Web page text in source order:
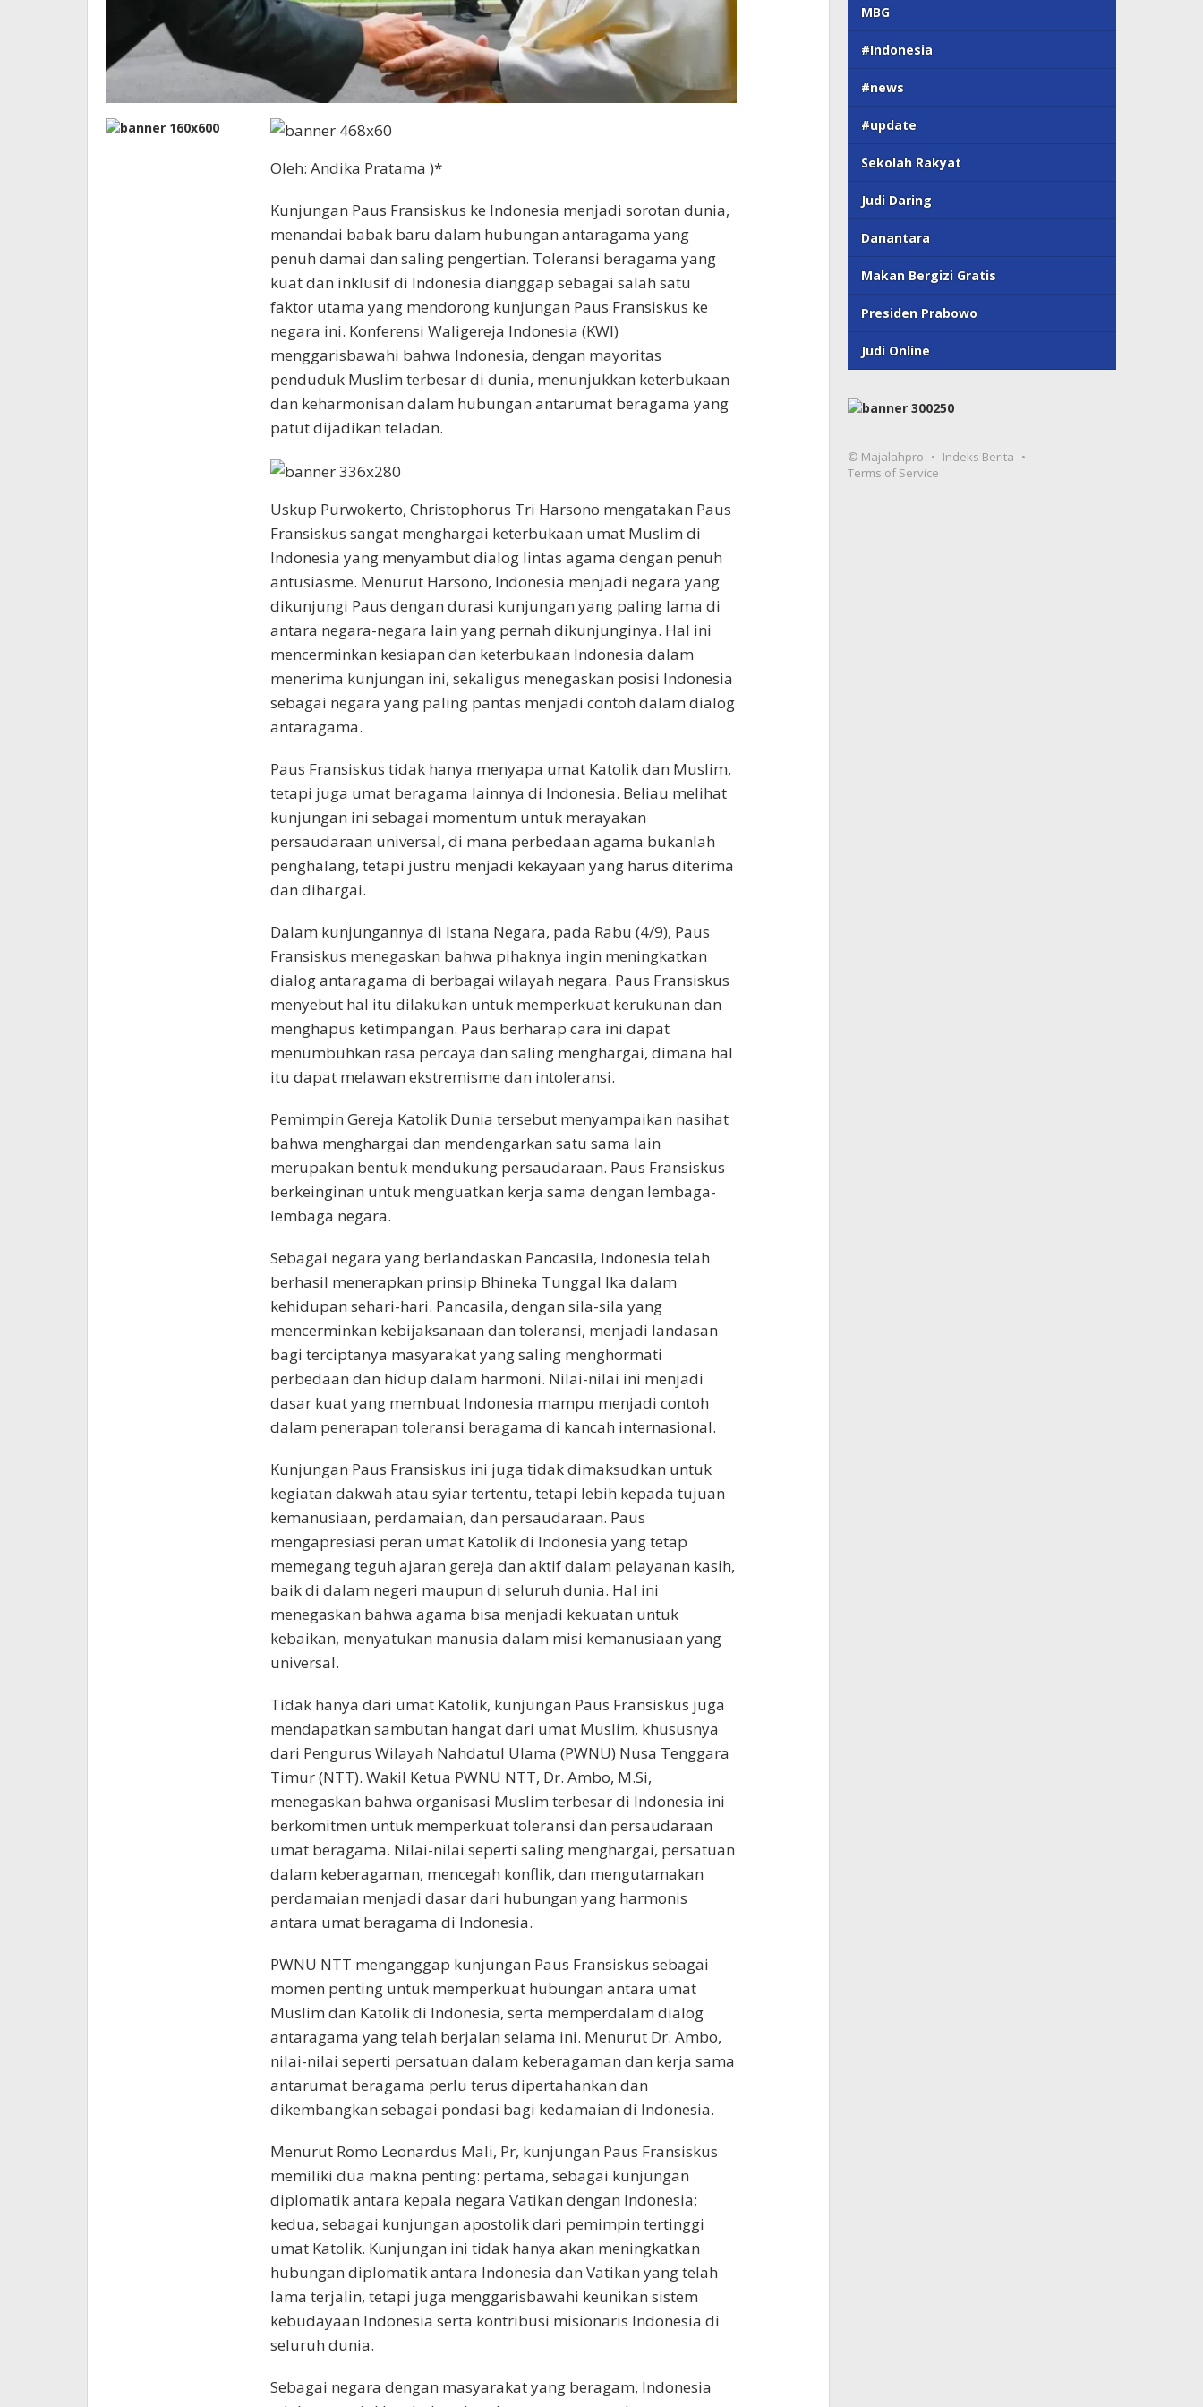
Oleh: Andika Pratama )*
Kunjungan Paus Fransiskus ke Indonesia menjadi sorotan dunia,
menandai babak baru dalam hubungan antaragama yang
penuh damai dan saling pengertian. Toleransi beragama yang
kuat dan inklusif di Indonesia dianggap sebagai salah satu
faktor utama yang mendorong kunjungan Paus Fransiskus ke
negara ini. Konferensi Waligereja Indonesia (KWI)
menggarisbawahi bahwa Indonesia, dengan mayoritas
penduduk Muslim terbesar di dunia, menunjukkan keterbukaan
dan keharmonisan dalam hubungan antarumat beragama yang
patut dijadikan teladan.
Uskup Purwokerto, Christophorus Tri Harsono mengatakan Paus
Fransiskus sangat menghargai keterbukaan umat Muslim di
Indonesia yang menyambut dialog lintas agama dengan penuh
antusiasme. Menurut Harsono, Indonesia menjadi negara yang
dikunjungi Paus dengan durasi kunjungan yang paling lama di
antara negara-negara lain yang pernah dikunjunginya. Hal ini
mencerminkan kesiapan dan keterbukaan Indonesia dalam
menerima kunjungan ini, sekaligus menegaskan posisi Indonesia
sebagai negara yang paling pantas menjadi contoh dalam dialog
antaragama.
Paus Fransiskus tidak hanya menyapa umat Katolik dan Muslim,
tetapi juga umat beragama lainnya di Indonesia. Beliau melihat
kunjungan ini sebagai momentum untuk merayakan
persaudaraan universal, di mana perbedaan agama bukanlah
penghalang, tetapi justru menjadi kekayaan yang harus diterima
dan dihargai.
Dalam kunjungannya di Istana Negara, pada Rabu (4/9), Paus
Fransiskus menegaskan bahwa pihaknya ingin meningkatkan
dialog antaragama di berbagai wilayah negara. Paus Fransiskus
menyebut hal itu dilakukan untuk memperkuat kerukunan dan
menghapus ketimpangan. Paus berharap cara ini dapat
menumbuhkan rasa percaya dan saling menghargai, dimana hal
itu dapat melawan ekstremisme dan intoleransi.
Pemimpin Gereja Katolik Dunia tersebut menyampaikan nasihat
bahwa menghargai dan mendengarkan satu sama lain
merupakan bentuk mendukung persaudaraan. Paus Fransiskus
berkeinginan untuk menguatkan kerja sama dengan lembaga-
lembaga negara.
Sebagai negara yang berlandaskan Pancasila, Indonesia telah
berhasil menerapkan prinsip Bhineka Tunggal Ika dalam
kehidupan sehari-hari. Pancasila, dengan sila-sila yang
mencerminkan kebijaksanaan dan toleransi, menjadi landasan
bagi terciptanya masyarakat yang saling menghormati
perbedaan dan hidup dalam harmoni. Nilai-nilai ini menjadi
dasar kuat yang membuat Indonesia mampu menjadi contoh
dalam penerapan toleransi beragama di kancah internasional.
Kunjungan Paus Fransiskus ini juga tidak dimaksudkan untuk
kegiatan dakwah atau syiar tertentu, tetapi lebih kepada tujuan
kemanusiaan, perdamaian, dan persaudaraan. Paus
mengapresiasi peran umat Katolik di Indonesia yang tetap
memegang teguh ajaran gereja dan aktif dalam pelayanan kasih,
baik di dalam negeri maupun di seluruh dunia. Hal ini
menegaskan bahwa agama bisa menjadi kekuatan untuk
kebaikan, menyatukan manusia dalam misi kemanusiaan yang
universal.
Tidak hanya dari umat Katolik, kunjungan Paus Fransiskus juga
mendapatkan sambutan hangat dari umat Muslim, khususnya
dari Pengurus Wilayah Nahdatul Ulama (PWNU) Nusa Tenggara
Timur (NTT). Wakil Ketua PWNU NTT, Dr. Ambo, M.Si,
menegaskan bahwa organisasi Muslim terbesar di Indonesia ini
berkomitmen untuk memperkuat toleransi dan persaudaraan
umat beragama. Nilai-nilai seperti saling menghargai, persatuan
dalam keberagaman, mencegah konflik, dan mengutamakan
perdamaian menjadi dasar dari hubungan yang harmonis
antara umat beragama di Indonesia.
PWNU NTT menganggap kunjungan Paus Fransiskus sebagai
momen penting untuk memperkuat hubungan antara umat
Muslim dan Katolik di Indonesia, serta memperdalam dialog
antaragama yang telah berjalan selama ini. Menurut Dr. Ambo,
nilai-nilai seperti persatuan dalam keberagaman dan kerja sama
antarumat beragama perlu terus dipertahankan dan
dikembangkan sebagai pondasi bagi kedamaian di Indonesia.
Menurut Romo Leonardus Mali, Pr, kunjungan Paus Fransiskus
memiliki dua makna penting: pertama, sebagai kunjungan
diplomatik antara kepala negara Vatikan dengan Indonesia;
kedua, sebagai kunjungan apostolik dari pemimpin tertinggi
umat Katolik. Kunjungan ini tidak hanya akan meningkatkan
hubungan diplomatik antara Indonesia dan Vatikan yang telah
lama terjalin, tetapi juga menggarisbawahi keunikan sistem
kebudayaan Indonesia serta kontribusi misionaris Indonesia di
seluruh dunia.
Sebagai negara dengan masyarakat yang beragam, Indonesia
MBG
#Indonesia
#news
#update
Sekolah Rakyat
Judi Daring
Danantara
Makan Bergizi Gratis
Presiden Prabowo
Judi Online
© Majalahpro
Indeks Berita
Terms of Service